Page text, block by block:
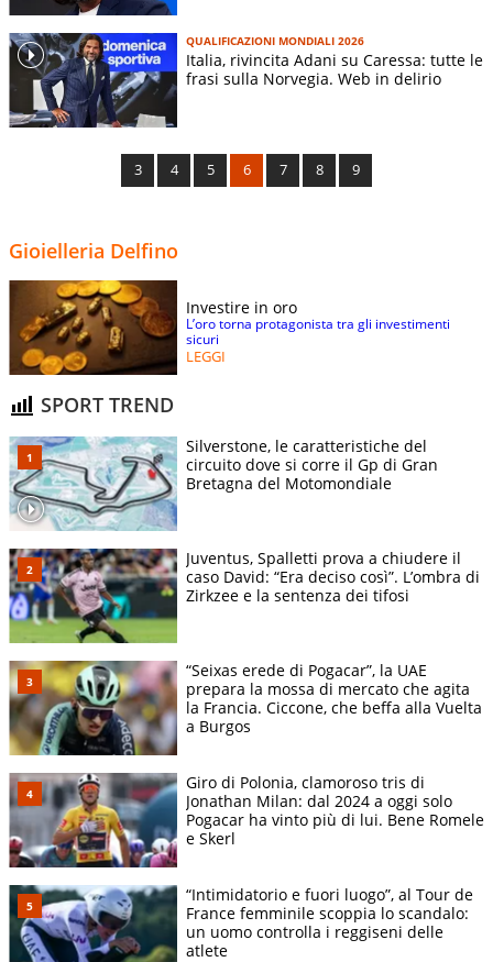
QUALIFICAZIONI MONDIALI 2026
Italia, rivincita Adani su Caressa: tutte le
frasi sulla Norvegia. Web in delirio
3 4 5 6 7 8 9
Gioielleria Delfino
Investire in oro
L’oro torna protagonista tra gli investimenti
sicuri
LEGGI
SPORT TREND
Silverstone, le caratteristiche del
circuito dove si corre il Gp di Gran
Bretagna del Motomondiale
Juventus, Spalletti prova a chiudere il
caso David: “Era deciso così”. L’ombra di
Zirkzee e la sentenza dei tifosi
“Seixas erede di Pogacar”, la UAE
prepara la mossa di mercato che agita
la Francia. Ciccone, che beffa alla Vuelta
a Burgos
Giro di Polonia, clamoroso tris di
Jonathan Milan: dal 2024 a oggi solo
Pogacar ha vinto più di lui. Bene Romele
e Skerl
“Intimidatorio e fuori luogo”, al Tour de
France femminile scoppia lo scandalo:
un uomo controlla i reggiseni delle
atlete